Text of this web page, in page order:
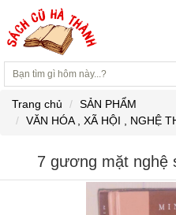
Trang chủ
SẢN PHẨM
VĂN HÓA , XÃ HỘI , NGHỆ
7 gương mặt nghệ